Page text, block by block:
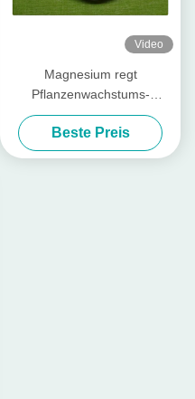
Video
Magnesium regt
Pflanzenwachstums-
Aminosäure chelierte
Mineralien für Blatt-
organisches Düngemittel an
Beste Preis